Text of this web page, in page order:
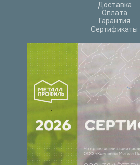
Доставка
Оплата
Гарантия
Сертификаты